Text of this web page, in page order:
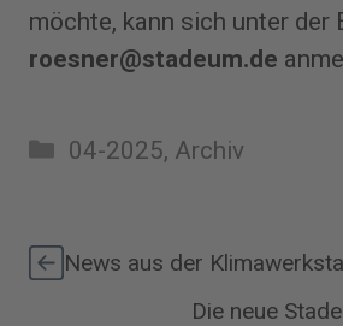
möchte, kann sich unter der
roesner@stadeum.de
Kategorien
04-2025, Archiv
News aus der
Die neue